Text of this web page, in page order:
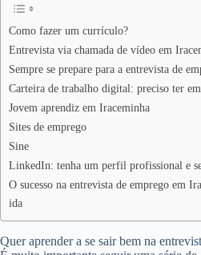
Como fazer um currículo?
Entrevista via chamada de vídeo em
Sempre se prepare para a entrevista de
Carteira de trabalho digital: preciso ter
Jovem aprendiz em Iraceminha
Sites de emprego
Sine
LinkedIn: tenha um perfil profissional e
O sucesso na entrevista de emprego em
ida
Quer aprender a se sair bem na